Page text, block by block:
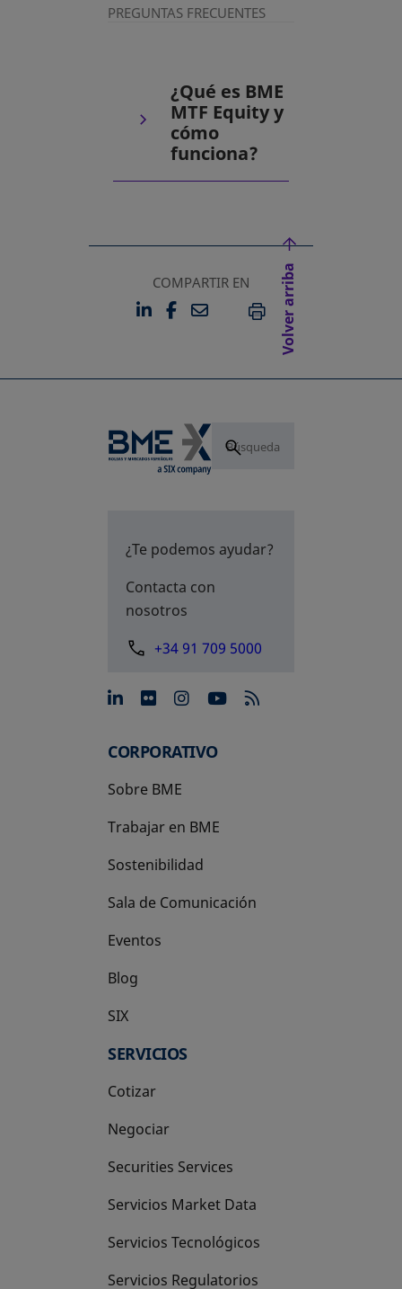
PREGUNTAS FRECUENTES
¿Qué es BME
MTF Equity y
cómo
funciona?
COMPARTIR EN
LINKEDIN
SE ABRE EN UNA PESTAÑA
FACEBOOK
SE ABRE EN UNA
EMAILIMPRIMIR
Volver arriba
¿Te podemos ayudar?
Contacta con
nosotros
+34 91 709 5000
se abre en una pestaña
se abre en una pestaña
se abre en una
se abre en una
CORPORATIVO
Sobre BME
Trabajar en BME
Sostenibilidad
Sala de Comunicación
Eventos
Blog
SIX
se abre en una pestaña nueva
SERVICIOS
Cotizar
Negociar
Securities Services
Servicios Market Data
Servicios Tecnológicos
Servicios Regulatorios